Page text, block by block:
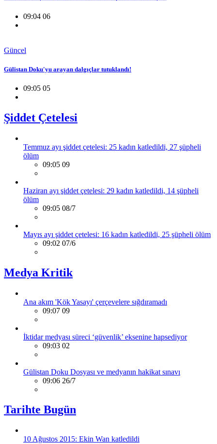
09:04 06
Güncel
Gülistan Doku'yu arayan dalgıçlar tutuklandı!
09:05 05
Şiddet Çetelesi
Temmuz ayı şiddet çetelesi: 25 kadın katledildi, 27 şüpheli
ölüm
09:05 09
Haziran ayı şiddet çetelesi: 29 kadın katledildi, 14 şüpheli
ölüm
09:05 08/7
Mayıs ayı şiddet çetelesi: 16 kadın katledildi, 25 şüpheli ölüm
09:02 07/6
Medya Kritik
Ana akım 'Kök Yasayı' çerçevelere sığdıramadı
09:07 09
İktidar medyası süreci ‘güvenlik’ eksenine hapsediyor
09:03 02
Gülistan Doku Dosyası ve medyanın hakikat sınavı
09:06 26/7
Tarihte Bugün
10 Ağustos 2015: Ekin Wan katledildi